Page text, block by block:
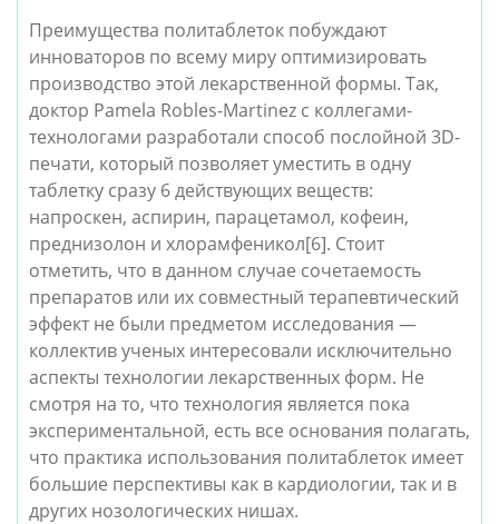
Преимущества политаблеток побуждают
инноваторов по всему миру оптимизировать
производство этой лекарственной формы. Так,
доктор Pamela Robles-Martinez с коллегами-
технологами разработали способ послойной 3D-
печати, который позволяет уместить в одну
таблетку сразу 6 действующих веществ:
напроскен, аспирин, парацетамол, кофеин,
преднизолон и хлорамфеникол[6]. Стоит
отметить, что в данном случае сочетаемость
препаратов или их совместный терапевтический
эффект не были предметом исследования —
коллектив ученых интересовали исключительно
аспекты технологии лекарственных форм. Не
смотря на то, что технология является пока
экспериментальной, есть все основания полагать,
что практика использования политаблеток имеет
большие перспективы как в кардиологии, так и в
других нозологических нишах.